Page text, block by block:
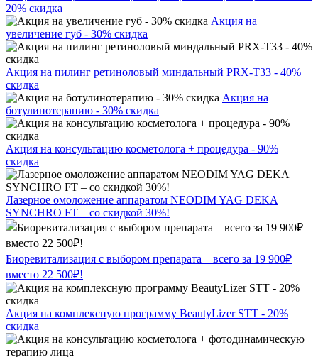
20% скидка
Акция на
увеличение губ - 30% скидка
Акция на пилинг ретиноловый миндальный PRX-T33 - 40%
скидка
Акция на
ботулинотерапию - 30% скидка
Акция на консультацию косметолога + процедура - 90%
скидка
Лазерное омоложение аппаратом NEODIM YAG DEKA
SYNCHRO FT – со скидкой 30%!
Биоревитализация с выбором препарата – всего за 19 900₽
вместо 22 500₽!
Акция на комплексную программу BeautyLizer STT - 20%
скидка